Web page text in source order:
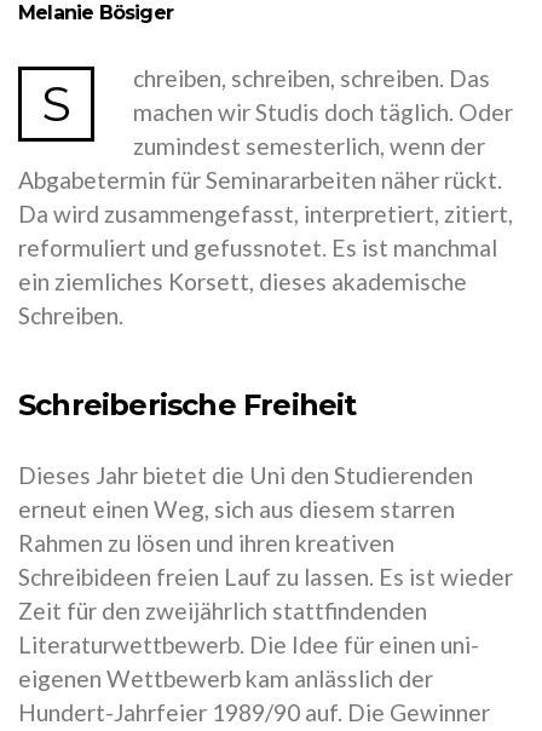
Melanie Bösiger
S
chreiben, schreiben, schreiben. Das
machen wir Studis doch täglich. Oder
zumindest semesterlich, wenn der
Abgabetermin für Seminararbeiten näher rückt.
Da wird zusammengefasst, interpretiert, zitiert,
reformuliert und gefussnotet. Es ist manchmal
ein ziemliches Korsett, dieses akademische
Schreiben.
Schreiberische Freiheit
Dieses Jahr bietet die Uni den Studierenden
erneut einen Weg, sich aus diesem starren
Rahmen zu lösen und ihren kreativen
Schreibideen freien Lauf zu lassen. Es ist wieder
Zeit für den zweijährlich stattfindenden
Literaturwettbewerb. Die Idee für einen uni-
eigenen Wettbewerb kam anlässlich der
Hundert-Jahrfeier 1989/90 auf. Die Gewinner